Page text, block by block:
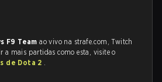
F9 Teamao vivo na strafe.com, Twitch
a mais partidas como esta, visite o
de Dota 2 .